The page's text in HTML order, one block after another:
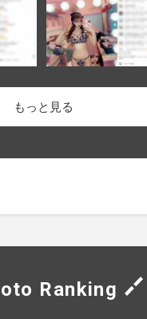
もっと見る
Ranking